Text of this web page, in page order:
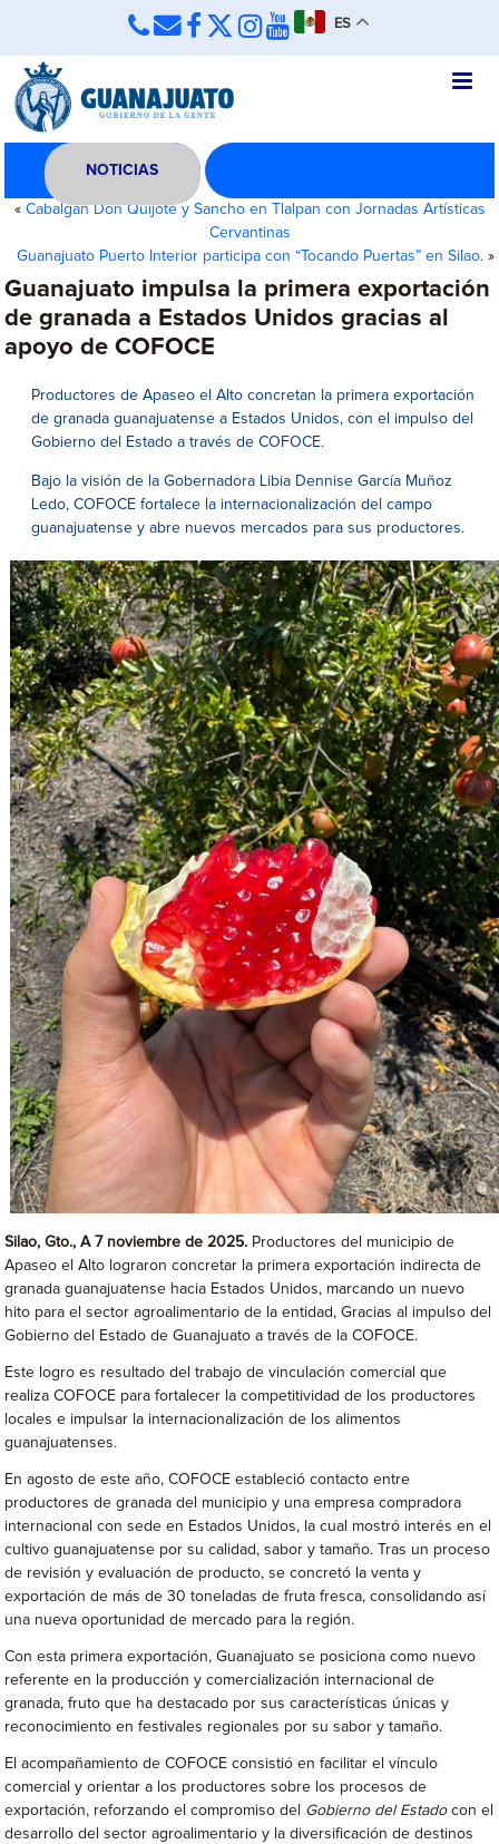
ES
NOTICIAS
« Cabalgan Don Quijote y Sancho en Tlalpan con Jornadas Artísticas
Cervantinas
Guanajuato Puerto Interior participa con “Tocando Puertas” en Silao.»
Guanajuato impulsa la primera exportación
de granada a Estados Unidos gracias al
apoyo de COFOCE
Productores de Apaseo el Alto concretan la primera exportación
de granada guanajuatense a Estados Unidos, con el impulso del
Gobierno del Estado a través de COFOCE.
Bajo la visión de la Gobernadora Libia Dennise García Muñoz
Ledo, COFOCE fortalece la internacionalización del campo
guanajuatense y abre nuevos mercados para sus productores.
Silao, Gto., A 7 noviembre de 2025. Productores del municipio de
Apaseo el Alto lograron concretar la primera exportación indirecta de
granada guanajuatense hacia Estados Unidos, marcando un nuevo
hito para el sector agroalimentario de la entidad, Gracias al impulso del
Gobierno del Estado de Guanajuato a través de la COFOCE.
Este logro es resultado del trabajo de vinculación comercial que
realiza COFOCE para fortalecer la competitividad de los productores
locales e impulsar la internacionalización de los alimentos
guanajuatenses.
En agosto de este año, COFOCE estableció contacto entre
productores de granada del municipio y una empresa compradora
internacional con sede en Estados Unidos, la cual mostró interés en el
cultivo guanajuatense por su calidad, sabor y tamaño. Tras un proceso
de revisión y evaluación de producto, se concretó la venta y
exportación de más de 30 toneladas de fruta fresca, consolidando así
una nueva oportunidad de mercado para la región.
Con esta primera exportación, Guanajuato se posiciona como nuevo
referente en la producción y comercialización internacional de
granada, fruto que ha destacado por sus características únicas y
reconocimiento en festivales regionales por su sabor y tamaño.
El acompañamiento de COFOCE consistió en facilitar el vínculo
comercial y orientar a los productores sobre los procesos de
exportación, reforzando el compromiso del Gobierno del Estadocon el
desarrollo del sector agroalimentario y la diversificación de destinos